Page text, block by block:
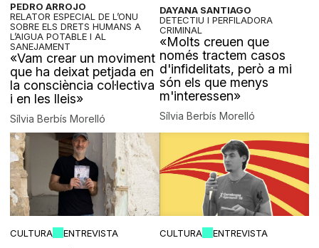
PEDRO ARROJO
RELATOR ESPECIAL DE L’ONU
SOBRE ELS DRETS HUMANS A
L’AIGUA POTABLE I AL
SANEJAMENT
«Vam crear un moviment
que ha deixat petjada en
la consciència col·lectiva
i en les lleis»
Sílvia Berbís Morelló
DAYANA SANTIAGO
DETECTIU I PERFILADORA
CRIMINAL
«Molts creuen que
només tractem casos
d'infidelitats, però a mi
són els que menys
m'interessen»
Sílvia Berbís Morelló
CULTURA
ENTREVISTA
CULTURA
ENTREVISTA